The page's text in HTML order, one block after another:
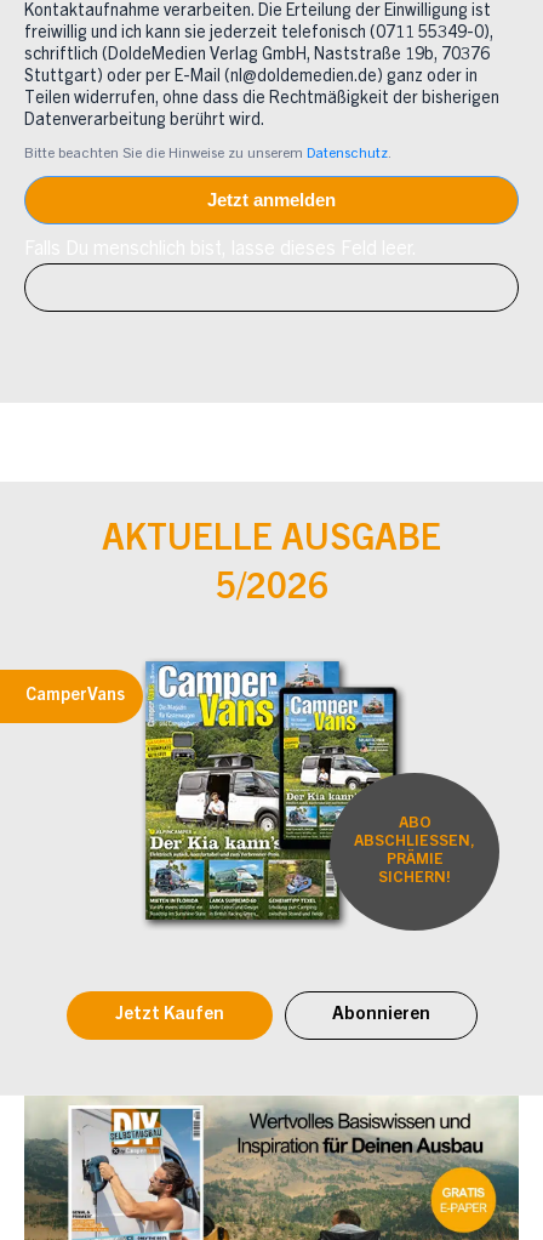
Kontaktaufnahme verarbeiten. Die Erteilung der Einwilligung ist
freiwillig und ich kann sie jederzeit telefonisch (0711 55349-0),
schriftlich (DoldeMedien Verlag GmbH, Naststraße 19b, 70376
Stuttgart) oder per E-Mail (nl@doldemedien.de) ganz oder in
Teilen widerrufen, ohne dass die Rechtmäßigkeit der bisherigen
Datenverarbeitung berührt wird.
Bitte beachten Sie die Hinweise zu unserem Datenschutz.
AKTUELLE AUSGABE
5/2026
CamperVans
ABO
ABSCHLIESSEN,
PRÄMIE
SICHERN!
Jetzt Kaufen Abonnieren